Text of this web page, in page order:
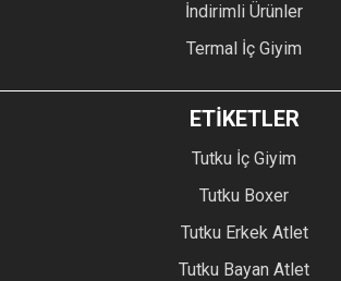
İndirimli Ürünler
Termal İç Giyim
ETİKETLER
Tutku İç Giyim
Tutku Boxer
Tutku Erkek Atlet
Tutku Bayan Atlet